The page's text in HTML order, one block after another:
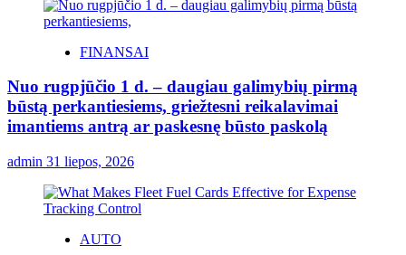
FINANSAI
Nuo rugpjūčio 1 d. – daugiau galimybių pirmą
būstą perkantiesiems, griežtesni reikalavimai
imantiems antrą ar paskesnę būsto paskolą
admin 31 liepos, 2026
AUTO